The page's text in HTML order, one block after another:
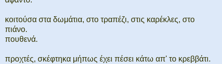
κοιτούσα στα δωμάτια, στο τραπέζι, στις καρέκλες, στο
πιάνο.
πουθενά.
προχτές, σκέφτηκα μήπως έχει πέσει κάτω απ' το κρεββάτι.